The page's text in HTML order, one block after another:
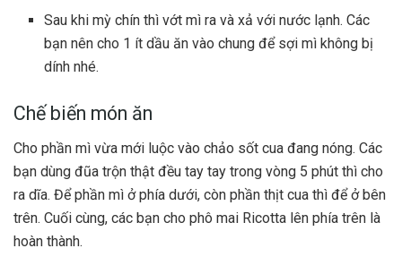
Sau khi mỳ chín thì vớt mì ra và xả với nước lạnh. Các
bạn nên cho 1 ít dầu ăn vào chung để sợi mì không bị
dính nhé.
Chế biến món ăn
Cho phần mì vừa mới luộc vào chảo sốt cua đang nóng. Các
bạn dùng đũa trộn thật đều tay tay trong vòng 5 phút thì cho
ra dĩa. Để phần mì ở phía dưới, còn phần thịt cua thì để ở bên
trên. Cuối cùng, các bạn cho phô mai Ricotta lên phía trên là
hoàn thành.